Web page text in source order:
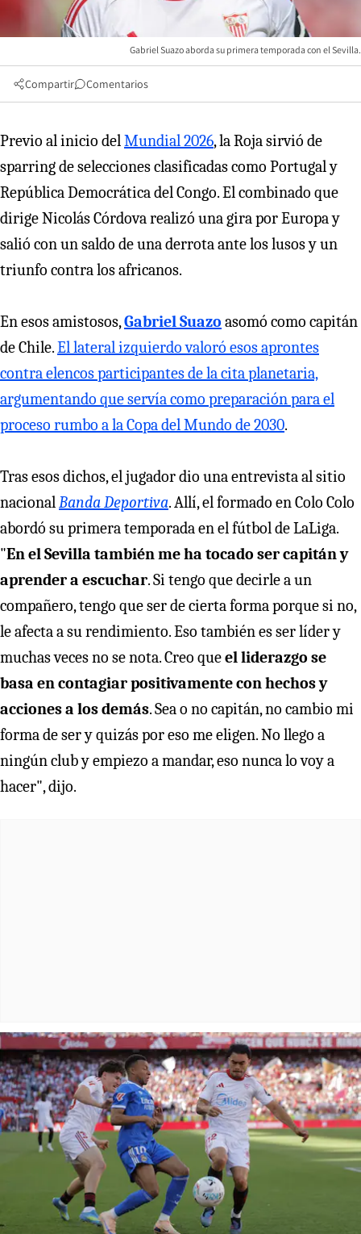
Gabriel Suazo aborda su primera temporada con el Sevilla.
Compartir Comentarios
Previo al inicio delMundial 2026, la Roja sirvió de
sparring de selecciones clasificadas como Portugal y
República Democrática del Congo. El combinado que
dirige Nicolás Córdova realizó una gira por Europa y
salió con un saldo de una derrota ante los lusos y un
triunfo contra los africanos.
En esos amistosos,Gabriel Suazo asomó como capitán
de Chile.El lateral izquierdo valoró esos aprontes
contra elencos participantes de la cita planetaria,
argumentando que servía como preparación para el
proceso rumbo a la Copa del Mundo de 2030.
Tras esos dichos, el jugador dio una entrevista al sitio
nacionalBanda Deportiva. Allí, el formado en Colo Colo
abordó su primera temporada en el fútbol de LaLiga.
"En el Sevilla también me ha tocado ser capitán y
aprender a escuchar. Si tengo que decirle a un
compañero, tengo que ser de cierta forma porque si no,
le afecta a su rendimiento. Eso también es ser líder y
muchas veces no se nota. Creo queel liderazgo se
basa en contagiar positivamente con hechos y
acciones a los demás. Sea o no capitán, no cambio mi
forma de ser y quizás por eso me eligen. No llego a
ningún club y empiezo a mandar, eso nunca lo voy a
hacer", dijo.